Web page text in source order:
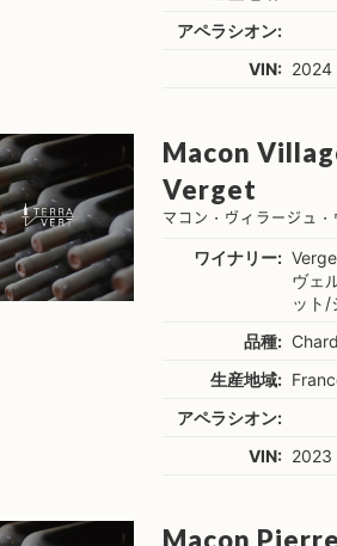
アペラシオン:
VIN: 2024
Macon
Verget
マコン・ヴィラージュ
ワイナリー:
ヴェ
ット/
品種:
生産地域:
アペラシオン:
VIN: 2023